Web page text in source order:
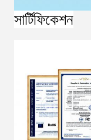
সার্টিফিকেশন